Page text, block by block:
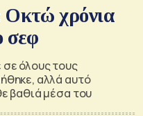
Οκτώ χρόνια
σεφ
όλους τους
αλλά αυτό
βαθιά μέσα του